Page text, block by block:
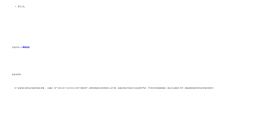
4、暑月之礼
活动详情>>>周四活动
致全体玩家：
为了保证服务器的运行稳定和服务质量，《武魂2》将于2015年7月30日08:00进行停机维护，届时游戏服务器将停机约120分钟。如果在预定时间内无法完成维护内容，开机时间也将继续顺延；请各位玩家相互转告，网易游戏感谢所有玩家的支持和配合